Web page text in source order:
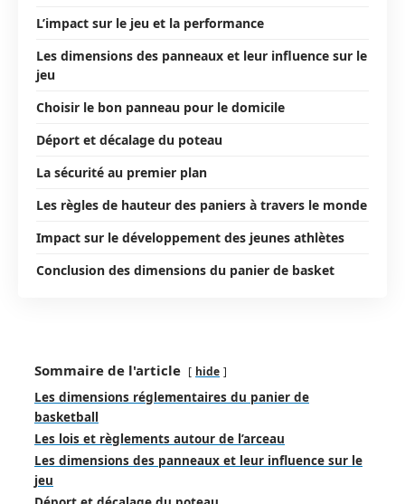
L’impact sur le jeu et la performance
Les dimensions des panneaux et leur influence sur le
jeu
Choisir le bon panneau pour le domicile
Déport et décalage du poteau
La sécurité au premier plan
Les règles de hauteur des paniers à travers le monde
Impact sur le développement des jeunes athlètes
Conclusion des dimensions du panier de basket
Sommaire de l'article hide
Les dimensions réglementaires du panier de
basketball
Les lois et règlements autour de l’arceau
Les dimensions des panneaux et leur influence sur le
jeu